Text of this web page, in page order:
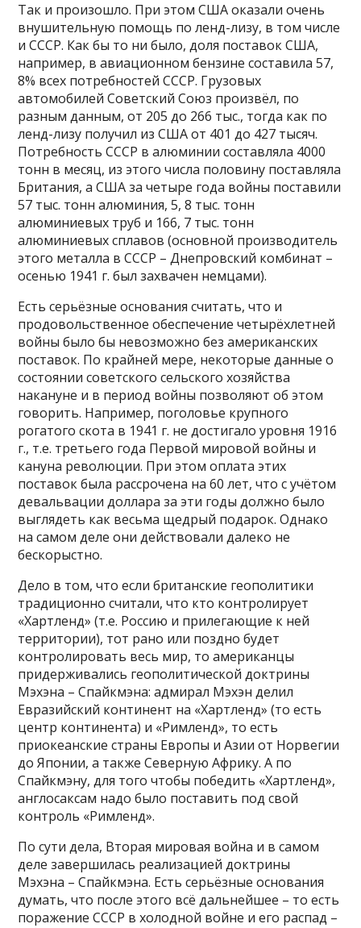
Так и произошло. При этом США оказали очень
внушительную помощь по ленд-лизу, в том числе
и СССР. Как бы то ни было, доля поставок США,
например, в авиационном бензине составила 57,
8% всех потребностей СССР. Грузовых
автомобилей Советский Союз произвёл, по
разным данным, от 205 до 266 тыс., тогда как по
ленд-лизу получил из США от 401 до 427 тысяч.
Потребность СССР в алюминии составляла 4000
тонн в месяц, из этого числа половину поставляла
Британия, а США за четыре года войны поставили
57 тыс. тонн алюминия, 5, 8 тыс. тонн
алюминиевых труб и 166, 7 тыс. тонн
алюминиевых сплавов (основной производитель
этого металла в СССР – Днепровский комбинат –
осенью 1941 г. был захвачен немцами).
Есть серьёзные основания считать, что и
продовольственное обеспечение четырёхлетней
войны было бы невозможно без американских
поставок. По крайней мере, некоторые данные о
состоянии советского сельского хозяйства
накануне и в период войны позволяют об этом
говорить. Например, поголовье крупного
рогатого скота в 1941 г. не достигало уровня 1916
г., т.е. третьего года Первой мировой войны и
кануна революции. При этом оплата этих
поставок была рассрочена на 60 лет, что с учётом
девальвации доллара за эти годы должно было
выглядеть как весьма щедрый подарок. Однако
на самом деле они действовали далеко не
бескорыстно.
Дело в том, что если британские геополитики
традиционно считали, что кто контролирует
«Хартленд» (т.е. Россию и прилегающие к ней
территории), тот рано или поздно будет
контролировать весь мир, то американцы
придерживались геополитической доктрины
Мэхэна – Спайкмэна: адмирал Мэхэн делил
Евразийский континент на «Хартленд» (то есть
центр континента) и «Римленд», то есть
приокеанские страны Европы и Азии от Норвегии
до Японии, а также Северную Африку. А по
Спайкмэну, для того чтобы победить «Хартленд»,
англосаксам надо было поставить под свой
контроль «Римленд».
По сути дела, Вторая мировая война и в самом
деле завершилась реализацией доктрины
Мэхэна – Спайкмэна. Есть серьёзные основания
думать, что после этого всё дальнейшее – то есть
поражение СССР в холодной войне и его распад –